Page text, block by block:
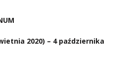
2020) – 4 października